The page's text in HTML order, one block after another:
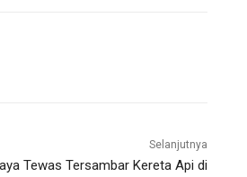
Selanjutnya
Tewas Tersambar Kereta Api di